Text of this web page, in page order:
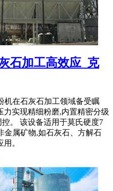
石加工高效应_克
机在石灰石加工领域备受瞩
力实现精细粉磨,内置精密分级
。 该设备适用于莫氏硬度7
金属矿物,如石灰石、方解石
。